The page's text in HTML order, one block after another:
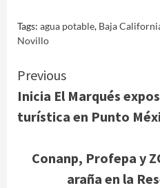
Tags: agua potable, Baja
Novillo
Continue
Reading
Previous
Inicia El Marqués
turística en Punto
Conanp, Profepa y
araña en la